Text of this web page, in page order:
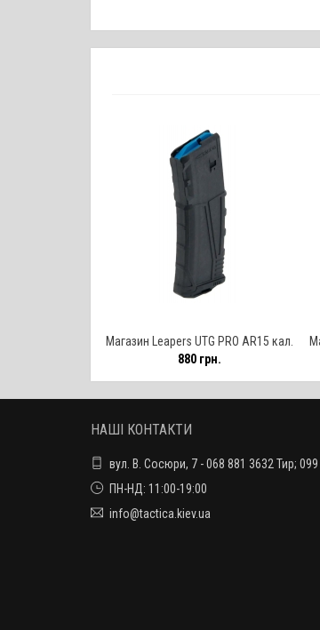
Магазин Leapers UTG PRO AR15 кал.
223/5,56 / 30 патронів
880 грн.
НАШІ КОНТАКТИ
вул. В. Сосюри, 7 - 068 881 3632 Тир;
ПН-НД: 11:00-19:00
info@tactica.kiev.ua